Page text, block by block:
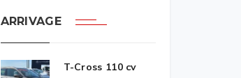
ARRIVAGE
T-Cross 110 cv